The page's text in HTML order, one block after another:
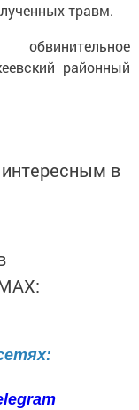
травм.
районный
в